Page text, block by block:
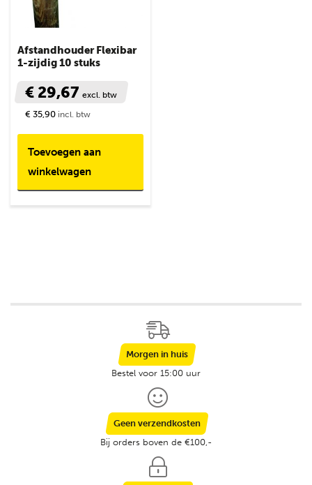
Afstandhouder Flexibar
1-zijdig 10 stuks
€ 29,67 excl. btw
€ 35,90 incl. btw
Toevoegen aan
winkelwagen
Morgen in huis
Bestel voor 15:00 uur
Geen verzendkosten
Bij orders boven de €100,-